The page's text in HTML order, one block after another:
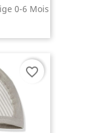
0-6 Mois
favorite_border